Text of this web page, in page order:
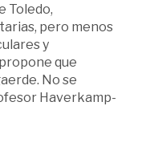
Toledo,
pero menos
y
que
No se
Haverkamp-